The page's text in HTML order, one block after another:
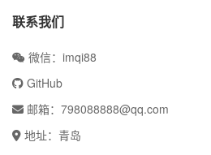
联系我们
微信：imqi88
GitHub
邮箱：798088888@qq.com
地址：青岛